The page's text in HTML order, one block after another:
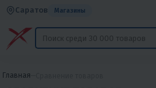
Саратов Магазины
Главная